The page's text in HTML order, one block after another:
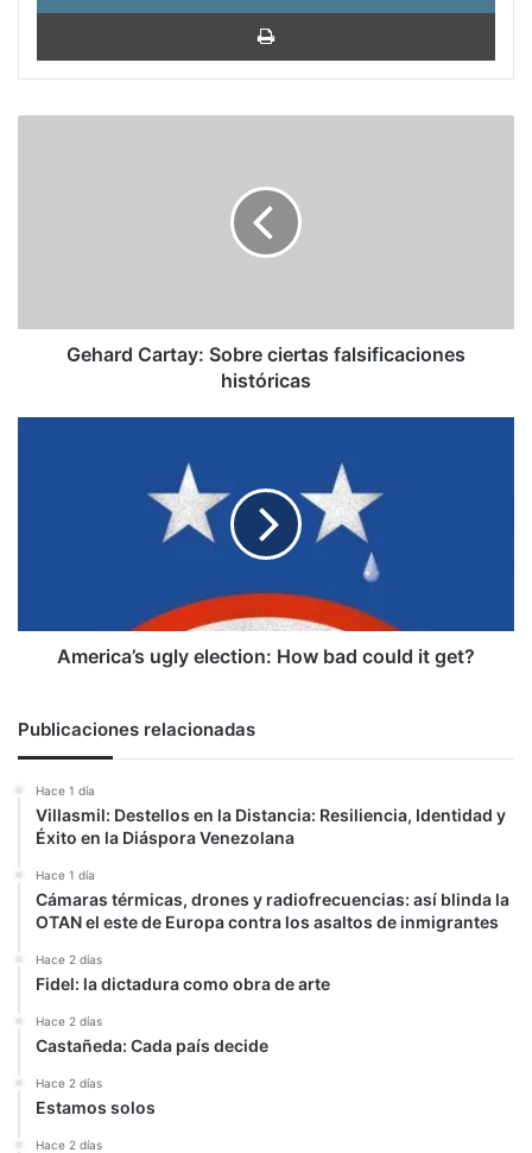
Gehard Cartay: Sobre ciertas falsificaciones
históricas
America’s ugly election: How bad could it get?
Publicaciones relacionadas
Hace 1 día
Villasmil: Destellos en la Distancia: Resiliencia, Identidad y
Éxito en la Diáspora Venezolana
Hace 1 día
Cámaras térmicas, drones y radiofrecuencias: así blinda la
OTAN el este de Europa contra los asaltos de inmigrantes
Hace 2 días
Fidel: la dictadura como obra de arte
Hace 2 días
Castañeda: Cada país decide
Hace 2 días
Estamos solos
Hace 2 días